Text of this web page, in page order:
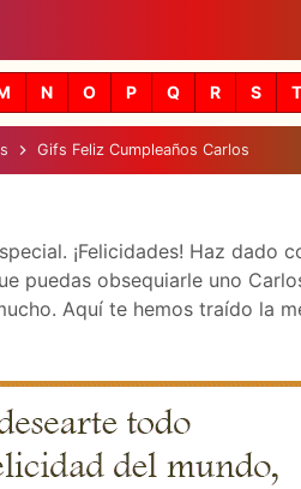
content
N O P Q R S T
Gifs Feliz Cumpleaños Carlos
¡Felicidades! Haz dado
puedas obsequiarle uno
Aquí te hemos traído la